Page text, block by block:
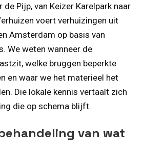
de Pijp, van Keizer Karelpark naar
voert verhuizingen uit
Amsterdam op basis van
We weten wanneer de
welke bruggen beperkte
en waar we het materieel het
Die lokale kennis vertaalt zich
die op schema blijft.
van wat